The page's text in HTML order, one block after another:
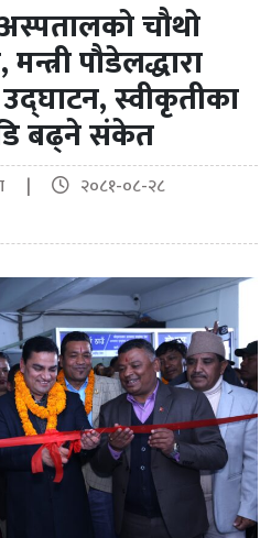
चौथो
पौडेलद्धारा
स्वीकृतीका
बढ्ने संकेत
| २०८१-०८-२८